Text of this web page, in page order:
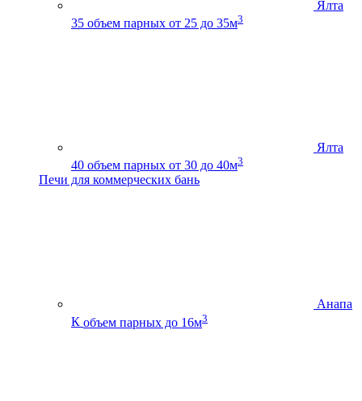
Ялта
35 объем парных от 25 до 35м3
Ялта
40 объем парных от 30 до 40м3
Печи для коммерческих бань
Анапа
К объем парных до 16м3